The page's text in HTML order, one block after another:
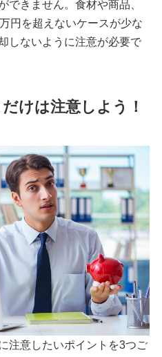
できません。食材や商品、
円を超えないケースが少な
しないように注意が必要で
けは注意しよう！
注意したいポイントを3つご